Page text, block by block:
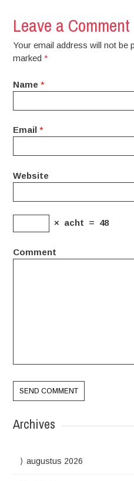
Leave a Comment
Your email address will not be
marked*
Name *
Email *
Website
× acht = 48
Comment
Archives
augustus 2026